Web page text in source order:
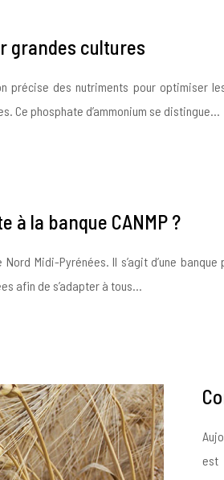
grandes cultures
précise des nutriments pour optimiser
Ce phosphate d’ammonium se distingue…
à la banque CANMP ?
Midi-Pyrénées. Il s’agit d’une
afin de s’adapter à tous…
est